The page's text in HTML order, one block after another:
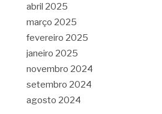
abril 2025
março 2025
fevereiro 2025
janeiro 2025
novembro 2024
setembro 2024
agosto 2024